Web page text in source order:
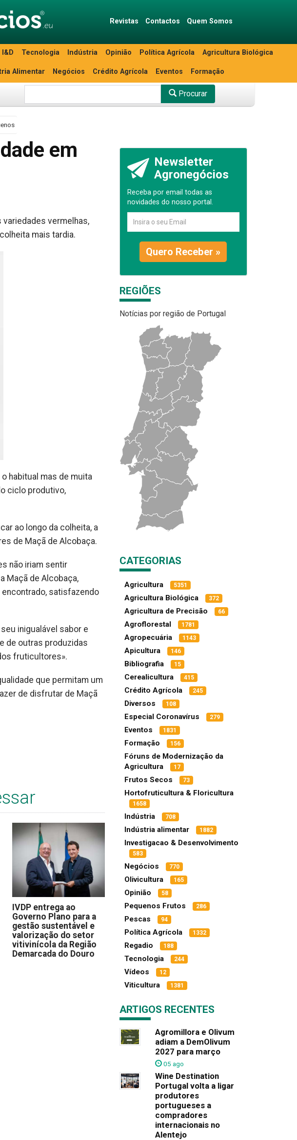
Revistas Contactos Quem Somos
I&D Tecnologia Indústria Opinião Política Agrícola Agricultura Biológica
Alimentar Negócios Crédito Agrícola Eventos Formação
Procurar
em
variedades vermelhas,
mais tardia.
habitual mas de muita
ciclo produtivo,
ao longo da colheita, a
de Maçã de Alcobaça.
não iriam sentir
Maçã de Alcobaça,
satisfazendo
inigualável sabor e
de outras produzidas
fruticultores».
que permitam um
de disfrutar de Maçã
IVDP entrega ao
Governo Plano para a
gestão sustentável e
valorização do setor
vitivinícola da Região
Demarcada do Douro
Newsletter
Agronegócios
Receba por email todas as
novidades do nosso portal.
Quero Receber »
REGIÕES
Notícias por região de Portugal
CATEGORIAS
Agricultura 5351
Agricultura Biológica 372
Agricultura de Precisão 66
Agroflorestal 1781
Agropecuária 1143
Apicultura 146
Bibliografia 15
Cerealicultura 415
Crédito Agrícola 245
Diversos 108
Especial Coronavírus 279
Eventos 1831
Formação 156
Fóruns de Modernização da
Agricultura
17
Frutos Secos 73
Hortofruticultura & Floricultura
1658
Indústria 708
Indústria alimentar 1882
Investigacao & Desenvolvimento
583
Negócios 770
Olivicultura 165
Opinião 58
Pequenos Frutos 286
Pescas 94
Política Agrícola 1332
Regadio 188
Tecnologia 244
Vídeos 12
Viticultura 1381
ARTIGOS RECENTES
Agromillora e Olivum
adiam a DemOlivum
2027 para março
05 ago
Wine Destination
Portugal volta a ligar
produtores
portugueses a
compradores
internacionais no
Alentejo